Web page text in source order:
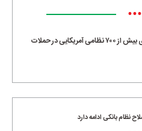
•••
ضربه مغزی بیش از ۷۰۰ نظامی آمریکایی در حملات
نظام بانکی ادامه دارد